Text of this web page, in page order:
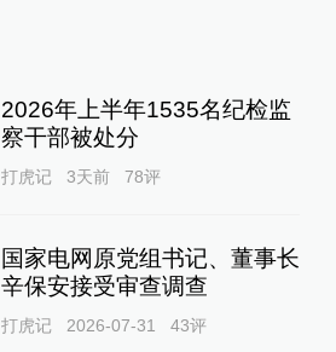
2026年上半年1535名纪检监
察干部被处分
打虎记 3天前 78评
国家电网原党组书记、董事长
辛保安接受审查调查
打虎记 2026-07-31 43评